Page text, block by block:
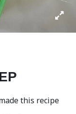
this recipe